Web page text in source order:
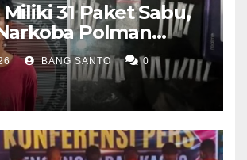
31 Paket Sabu,
Polman
Pria di Matali
BANG SANTO 0